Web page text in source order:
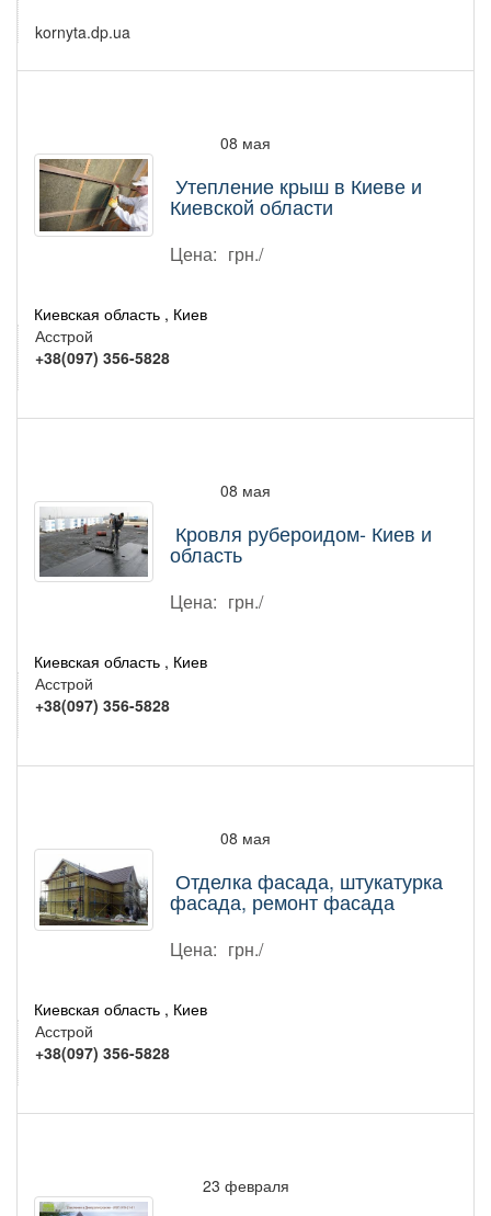
kornyta.dp.ua
08 мая
Утепление крыш в Киеве и
Киевской области
Цена: грн./
Киевская область , Киев
Асстрой
+38(097) 356-5828
08 мая
Кровля рубероидом- Киев и
область
Цена: грн./
Киевская область , Киев
Асстрой
+38(097) 356-5828
08 мая
Отделка фасада, штукатурка
фасада, ремонт фасада
Цена: грн./
Киевская область , Киев
Асстрой
+38(097) 356-5828
23 февраля